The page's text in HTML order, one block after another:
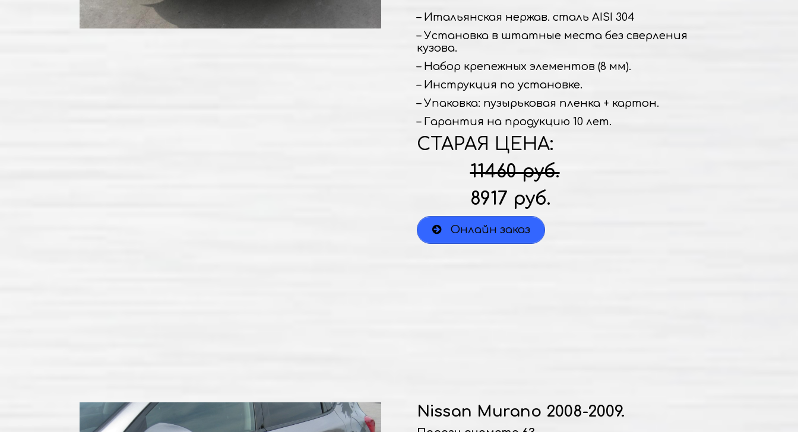
– Итальянская нержав. сталь AISI 304
– Установка в штатные места без сверления
кузова.
– Набор крепежных элементов (8 мм).
– Инструкция по установке.
– Упаковка: пузырьковая пленка + картон.
– Гарантия на продукцию 10 лет.
СТАРАЯ ЦЕНА:
11460 руб.
8917 руб.
Онлайн заказ
Nissan Murano 2008-2009.